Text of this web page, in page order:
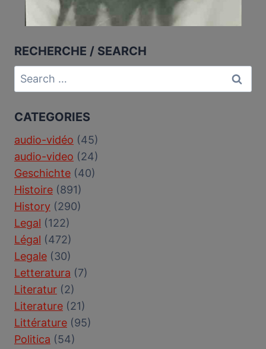
RECHERCHE / SEARCH
Search
for:
CATEGORIES
audio-vidéo (45)
audio-video (24)
Geschichte (40)
Histoire (891)
History (290)
Legal (122)
Légal (472)
Legale (30)
Letteratura (7)
Literatur (2)
Literature (21)
Littérature (95)
Politica (54)